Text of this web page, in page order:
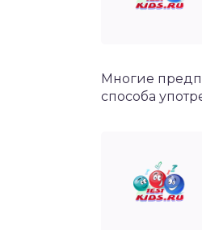
Многие
способа